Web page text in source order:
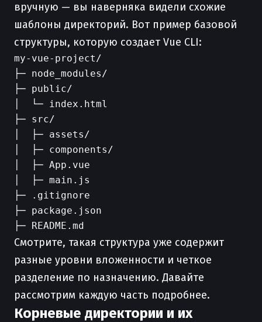
вручную — вы наверняка видели схожие
шаблоны директорий. Вот пример базовой
структуры, которую создает Vue CLI:
my-vue-project/
├─ node_modules/
├─ public/
│  └─ index.html
├─ src/
│  ├─ assets/
│  ├─ components/
│  ├─ App.vue
│  ├─ main.js
├─ .gitignore
├─ package.json
Смотрите, такая структура уже содержит
разные уровни вложенности и четкое
разделение по назначению. Давайте
рассмотрим каждую часть подробнее.
Корневые директории и их